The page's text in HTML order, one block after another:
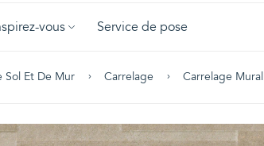
vous Service de pose
Sol Et De Mur Carrelage Carrelage Mural